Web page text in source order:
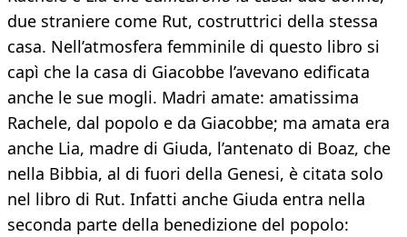
due straniere come Rut, costruttrici della stessa
casa. Nell’atmosfera femminile di questo libro si
capì che la casa di Giacobbe l’avevano edificata
anche le sue mogli. Madri amate: amatissima
Rachele, dal popolo e da Giacobbe; ma amata era
anche Lia, madre di Giuda, l’antenato di Boaz, che
nella Bibbia, al di fuori della Genesi, è citata solo
nel libro di Rut. Infatti anche Giuda entra nella
seconda parte della benedizione del popolo: